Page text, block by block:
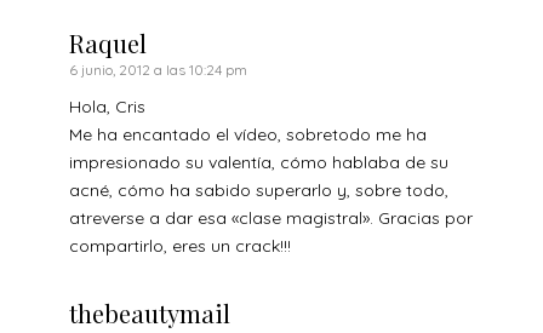
Raquel
6 junio, 2012 a las 10:24 pm
Hola, Cris
Me ha encantado el vídeo, sobretodo me ha
impresionado su valentía, cómo hablaba de su
acné, cómo ha sabido superarlo y, sobre todo,
atreverse a dar esa «clase magistral». Gracias por
compartirlo, eres un crack!!!
thebeautymail